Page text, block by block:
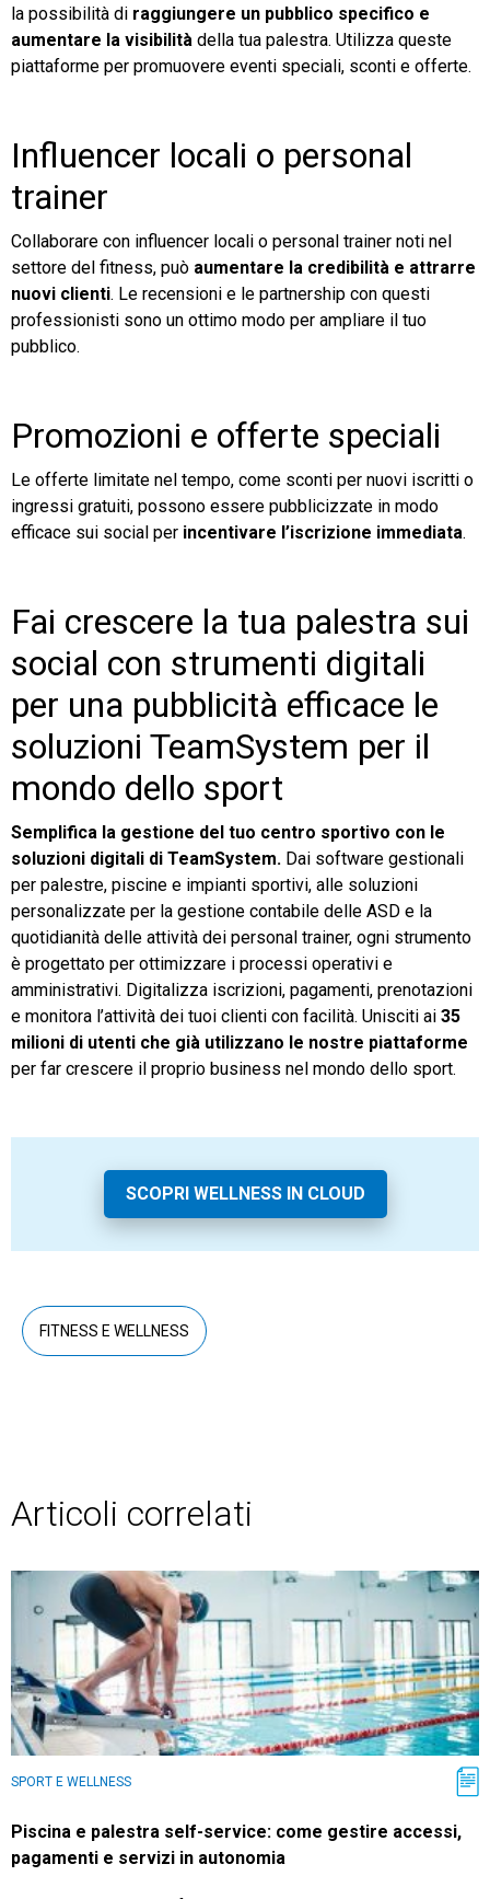
la possibilità di raggiungere un pubblico specifico e
aumentare la visibilità della tua palestra. Utilizza queste
piattaforme per promuovere eventi speciali, sconti e offerte.
Influencer locali o personal
trainer
Collaborare con influencer locali o personal trainer noti nel
settore del fitness, può aumentare la credibilità e attrarre
nuovi clienti. Le recensioni e le partnership con questi
professionisti sono un ottimo modo per ampliare il tuo
pubblico.
Promozioni e offerte speciali
Le offerte limitate nel tempo, come sconti per nuovi iscritti o
ingressi gratuiti, possono essere pubblicizzate in modo
efficace sui social per incentivare l’iscrizione immediata.
Fai crescere la tua palestra sui
social con strumenti digitali
per una pubblicità efficace le
soluzioni TeamSystem per il
mondo dello sport
Semplifica la gestione del tuo centro sportivo con le
soluzioni digitali di TeamSystem. Dai software gestionali
per palestre, piscine e impianti sportivi, alle soluzioni
personalizzate per la gestione contabile delle ASD e la
quotidianità delle attività dei personal trainer, ogni strumento
è progettato per ottimizzare i processi operativi e
amministrativi. Digitalizza iscrizioni, pagamenti, prenotazioni
e monitora l’attività dei tuoi clienti con facilità. Unisciti ai 35
milioni di utenti che già utilizzano le nostre piattaforme
per far crescere il proprio business nel mondo dello sport.
SCOPRI WELLNESS IN CLOUD
FITNESS E WELLNESS
Articoli correlati
SPORT E WELLNESS
Piscina e palestra self-service: come gestire accessi,
pagamenti e servizi in autonomia